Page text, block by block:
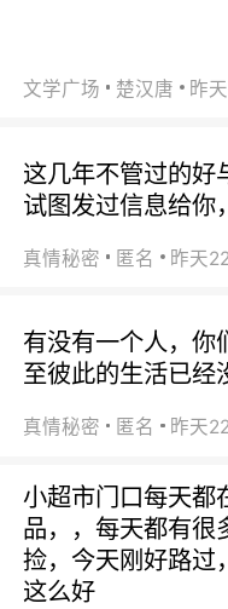
文学广场 楚汉唐 昨
这几年不管过的好
试图发过信息给你
真情秘密 匿名 昨天
有没有一个人，你
至彼此的生活已经
真情秘密 匿名 昨天
小超市门口每天都
品，，每天都有很
捡，今天刚好路过
这么好